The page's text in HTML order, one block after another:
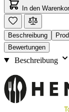
In den
Beschreibung
Bewertungen
Beschreibung